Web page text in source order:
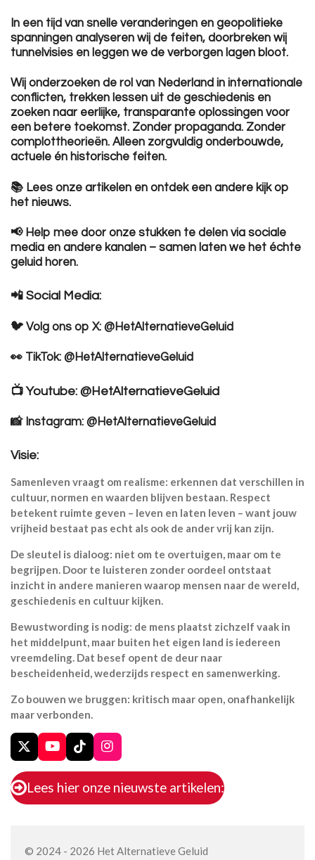
In een tijd van snelle veranderingen en geopolitieke
spanningen analyseren wij de feiten, doorbreken wij
tunnelvisies en leggen we de verborgen lagen bloot.
Wij onderzoeken de rol van Nederland in internationale
conflicten, trekken lessen uit de geschiedenis en
zoeken naar eerlijke, transparante oplossingen voor
een betere toekomst. Zonder propaganda. Zonder
complottheorieën. Alleen zorgvuldig onderbouwde,
actuele én historische feiten.
📚 Lees onze artikelen en ontdek een andere kijk op
het nieuws.
📢 Help mee door onze stukken te delen via sociale
media en andere kanalen – samen laten we het échte
geluid horen.
📲 Social Media:
🐦 Volg ons op X: @HetAlternatieveGeluid
👀 TikTok: @HetAlternatieveGeluid
📺 Youtube: @HetAlternatieveGeluid
📸 Instagram: @HetAlternatieveGeluid
Visie:
Samenleven vraagt om realisme: erkennen dat verschillen in
cultuur, normen en waarden blijven bestaan. Respect
betekent ruimte geven – leven en laten leven – want jouw
vrijheid bestaat pas echt als ook de ander vrij kan zijn.
De sleutel is dialoog: niet om te overtuigen, maar om te
begrijpen. Door te luisteren zonder oordeel ontstaat
inzicht in andere manieren waarop mensen naar de wereld,
geschiedenis en cultuur kijken.
Bewustwording is nodig: de mens plaatst zichzelf vaak in
het middelpunt, maar buiten het eigen land is iedereen
vreemdeling. Dat besef opent de deur naar
bescheidenheid, wederzijds respect en samenwerking.
Zo bouwen we bruggen: kritisch maar open, onafhankelijk
maar verbonden.
X
Y
o
T
u
T
i
T
o
I
n
t
a
m
Lees hier onze nieuwste artikelen:
© 2024 - 2026 Het Alternatieve Geluid